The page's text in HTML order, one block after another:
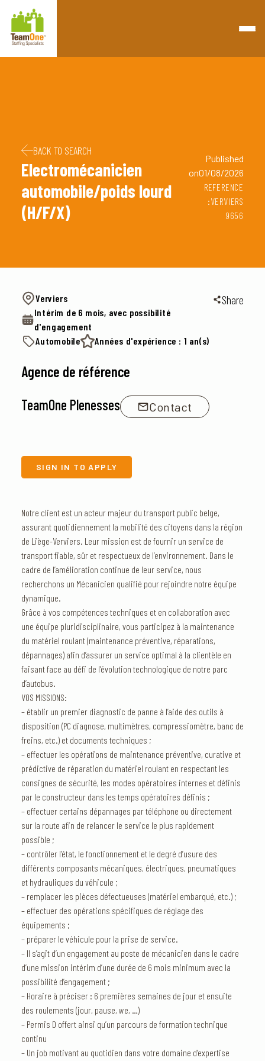
Retourner à la page d'accueil
BACK TO SEARCH
Electromécanicien
automobile/poids lourd
(H/F/X)
Published
on01/08/2026
REFERENCE
:VERVIERS
9656
Verviers
Intérim de 6 mois, avec possibilité
d'engagement
Automobile
Années d'expérience : 1 an(s)
Share
Agence de référence
TeamOne Plenesses
Contact
SIGN IN TO APPLY
Notre client est un acteur majeur du transport public belge,
assurant quotidiennement la mobilité des citoyens dans la région
de Liège-Verviers. Leur mission est de fournir un service de
transport fiable, sûr et respectueux de l’environnement. Dans le
cadre de l’amélioration continue de leur service, nous
recherchons un Mécanicien qualifié pour rejoindre notre équipe
dynamique.
Grâce à vos compétences techniques et en collaboration avec
une équipe pluridisciplinaire, vous participez à la maintenance
du matériel roulant (maintenance préventive, réparations,
dépannages) afin d’assurer un service optimal à la clientèle en
faisant face au défi de l’évolution technologique de notre parc
d’autobus.
VOS MISSIONS:
– établir un premier diagnostic de panne à l’aide des outils à
disposition (PC diagnose, multimètres, compressiomètre, banc de
freins, etc.) et documents techniques ;
– effectuer les opérations de maintenance préventive, curative et
prédictive de réparation du matériel roulant en respectant les
consignes de sécurité, les modes opératoires internes et définis
par le constructeur dans les temps opératoires définis ;
– effectuer certains dépannages par téléphone ou directement
sur la route afin de relancer le service le plus rapidement
possible ;
– contrôler l’état, le fonctionnement et le degré d’usure des
différents composants mécaniques, électriques, pneumatiques
et hydrauliques du véhicule ;
– remplacer les pièces défectueuses (matériel embarqué, etc.) ;
– effectuer des opérations spécifiques de réglage des
équipements ;
– préparer le véhicule pour la prise de service.
– Il s’agit d’un engagement au poste de mécanicien dans le cadre
d’une mission intérim d’une durée de 6 mois minimum avec la
possibilité d’engagement ;
– Horaire à préciser : 6 premières semaines de jour et ensuite
des roulements (jour, pause, we, …)
– Permis D offert ainsi qu’un parcours de formation technique
continu
– Un job motivant au quotidien dans votre domaine d’expertise